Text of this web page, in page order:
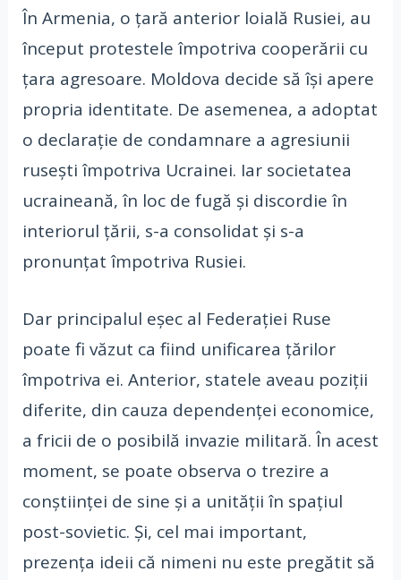
În Armenia, o țară anterior loială Rusiei, au
început protestele împotriva cooperării cu
țara agresoare. Moldova decide să își apere
propria identitate. De asemenea, a adoptat
o declarație de condamnare a agresiunii
rusești împotriva Ucrainei. Iar societatea
ucraineană, în loc de fugă și discordie în
interiorul țării, s-a consolidat și s-a
pronunțat împotriva Rusiei.
Dar principalul eșec al Federației Ruse
poate fi văzut ca fiind unificarea țărilor
împotriva ei. Anterior, statele aveau poziții
diferite, din cauza dependenței economice,
a fricii de o posibilă invazie militară. În acest
moment, se poate observa o trezire a
conștiinței de sine și a unității în spațiul
post-sovietic. Și, cel mai important,
prezența ideii că nimeni nu este pregătit să